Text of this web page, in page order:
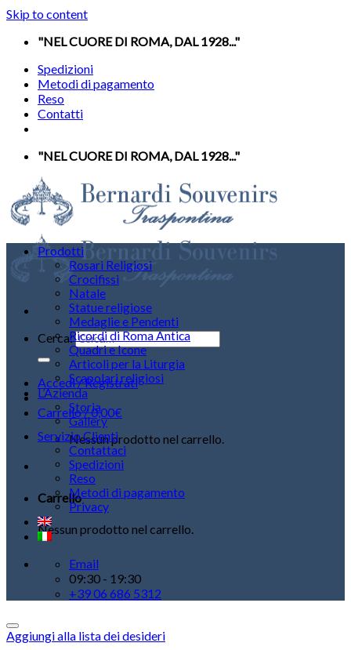
Skip to content
"NEL CUORE DI ROMA, DAL 1928..."
Spedizioni
Metodi di pagamento
Reso
Contatti
"NEL CUORE DI ROMA, DAL 1928..."
Cerca:
Accedi / Registrati
Carrello /0,00€
Nessun prodotto nel carrello.
Carrello
Nessun prodotto nel carrello.
Prodotti
Rosari Religiosi
Crocifissi
Natale
Statue religiose
Medaglie e Pendenti
Ricordi di Roma Antica
Quadri e Icone
Articoli per la Liturgia
Scapolari religiosi
L’Azienda
Storia
Gallery
Servizio Clienti
Contattaci
Spedizioni
Reso
Metodi di pagamento
Privacy
Email
09:30 - 19:30
+39 06 686 5312
Aggiungi alla lista dei desideri